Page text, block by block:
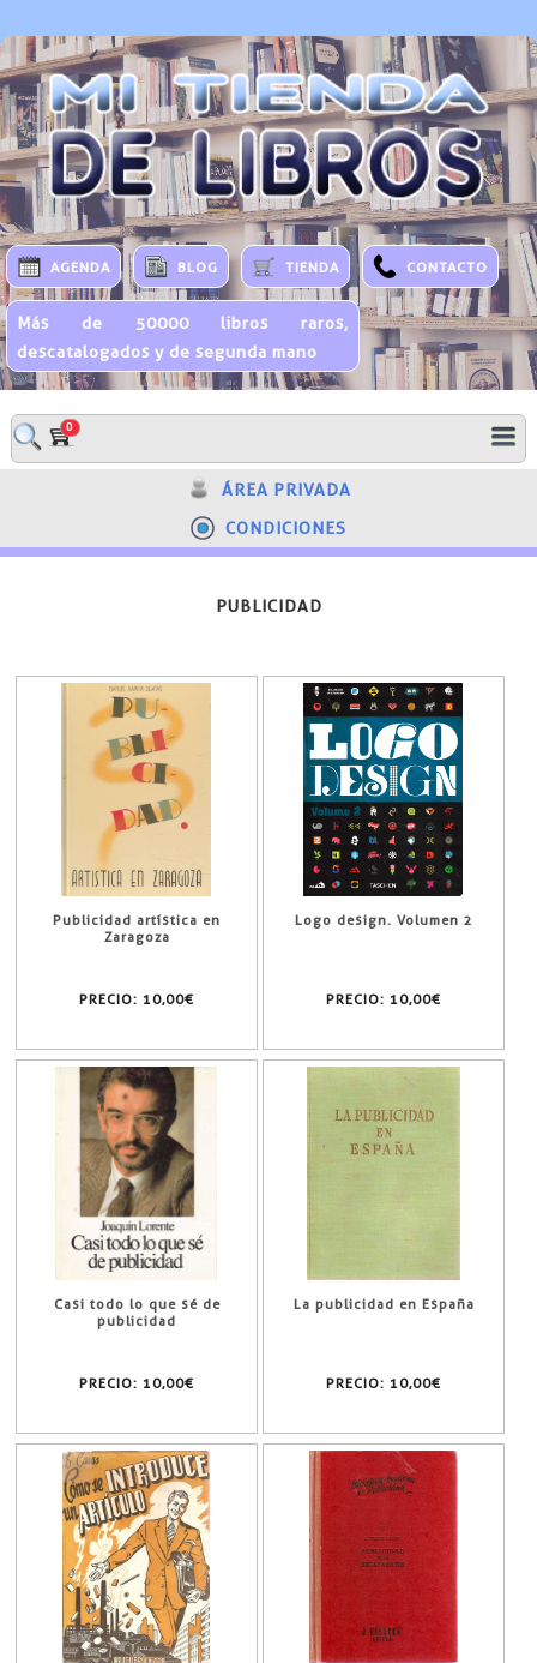
AGENDA BLOG TIENDA CONTACTO
Más de 50000 libros raros,
descatalogados y de segunda mano
0
ÁREA PRIVADA
CONDICIONES
PUBLICIDAD
Publicidad artística en
Zaragoza
PRECIO: 10,00€
Logo design. Volumen 2
PRECIO: 10,00€
Casi todo lo que sé de
publicidad
PRECIO: 10,00€
La publicidad en España
PRECIO: 10,00€